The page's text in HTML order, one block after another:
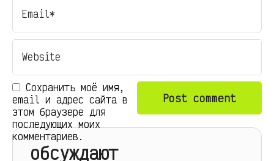
Сохранить моё имя,
email и адрес сайта в
этом браузере для
последующих моих
комментариев.
обсуждают